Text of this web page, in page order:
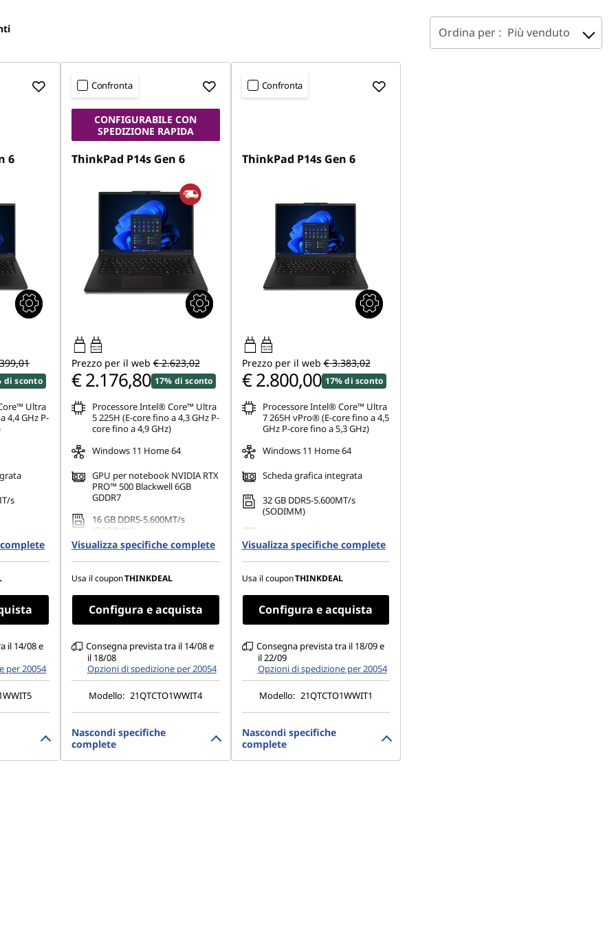
Ordina per : Più venduto
6
di sconto
Ultra
4,4 GHz P-
s
x 1.200),
touch,
il 14/08 e
per 20054
Confronta
CONFIGURABILE CON
SPEDIZIONE RAPIDA
ThinkPad P14s Gen 6
100W-100W
USB PD
Prezzo per il web € 2.623,02
€ 2.176,80 17% di sconto
Processore Intel® Core™ Ultra
5 225H (E-core fino a 4,3 GHz P-
core fino a 4,9 GHz)
Windows 11 Home 64
GPU per notebook NVIDIA RTX
PRO™ 500 Blackwell 6GB
GDDR7
16 GB DDR5-5.600MT/s
(SODIMM)
512 GB SSD M.2 2280 PCIe
Gen4 TLC Opal
14,5" WUXGA (1.920 x 1.200),
IPS, antiriflesso, non-touch,
NTSC del 45%, 400 nit, 60 Hz
Visualizza specifiche complete
Usa il couponTHINKDEAL
Configura e acquista
Consegna prevista tra il 14/08 e
il 18/08
Opzioni di spedizione per 20054
Modello: 21QTCTO1WWIT4
Nascondi specifiche
complete
Confronta
ThinkPad P14s Gen 6
100W-100W
USB PD
Prezzo per il web € 3.383,02
€ 2.800,00 17% di sconto
Processore Intel® Core™ Ultra
7 265H vPro® (E-core fino a 4,5
GHz P-core fino a 5,3 GHz)
Windows 11 Home 64
Scheda grafica integrata
32 GB DDR5-5.600MT/s
(SODIMM)
Performance TLC Opal
14,5" WUXGA (1.920 x 1.200),
IPS, antiriflesso, non-touch,
Visualizza specifiche complete
Usa il couponTHINKDEAL
Configura e acquista
Consegna prevista tra il 18/09 e
il 22/09
Opzioni di spedizione per 20054
Modello: 21QTCTO1WWIT1
Nascondi specifiche
complete